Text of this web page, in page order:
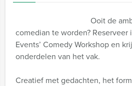
Ooit de
comedian te worden? Reserveer
Events’ Comedy Workshop en
onderdelen van het vak.
Creatief met gedachten, het